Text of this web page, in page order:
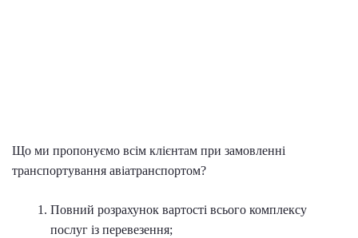
Що ми пропонуємо всім клієнтам при замовленні
транспортування авіатранспортом?
Повний розрахунок вартості всього комплексу
послуг із перевезення;